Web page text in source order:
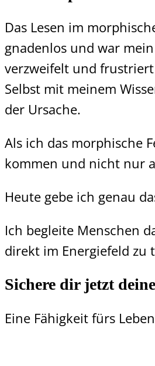
Das Lesen im
gnadenlos und war
verzweifelt und
Selbst mit meinem
der Ursache.
Als ich das morphische
kommen und nicht nur
Heute gebe ich genau
Ich begleite Menschen
direkt im Energiefeld zu
Sichere dir jetzt
Eine Fähigkeit fürs